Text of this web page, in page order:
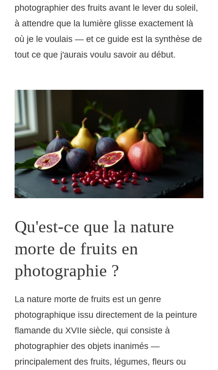
photographier des fruits avant le lever du soleil,
à attendre que la lumière glisse exactement là
où je le voulais — et ce guide est la synthèse de
tout ce que j'aurais voulu savoir au début.
Qu'est-ce que la nature
morte de fruits en
photographie ?
La nature morte de fruits est un genre
photographique issu directement de la peinture
flamande du XVIIe siècle, qui consiste à
photographier des objets inanimés —
principalement des fruits, légumes, fleurs ou